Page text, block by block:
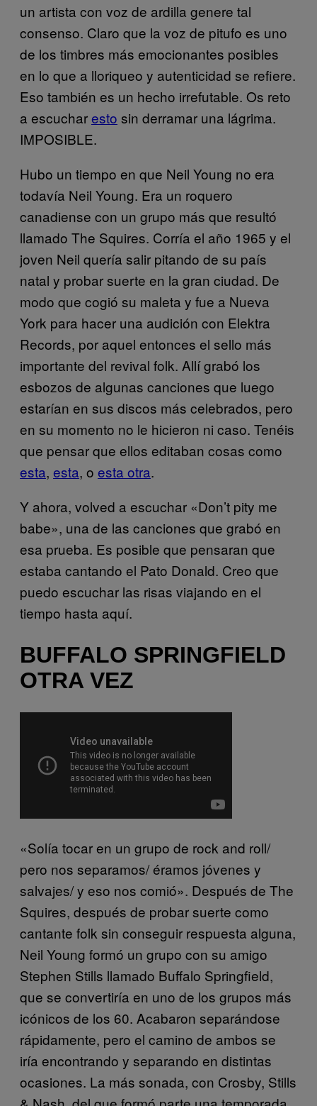
un artista con voz de ardilla genere tal
consenso. Claro que la voz de pitufo es uno
de los timbres más emocionantes posibles
en lo que a lloriqueo y autenticidad se refiere.
Eso también es un hecho irrefutable. Os reto
a escucharesto sin derramar una lágrima.
IMPOSIBLE.
Hubo un tiempo en que Neil Young no era
todavía Neil Young. Era un roquero
canadiense con un grupo más que resultó
llamado The Squires. Corría el año 1965 y el
joven Neil quería salir pitando de su país
natal y probar suerte en la gran ciudad. De
modo que cogió su maleta y fue a Nueva
York para hacer una audición con Elektra
Records, por aquel entonces el sello más
importante del revival folk. Allí grabó los
esbozos de algunas canciones que luego
estarían en sus discos más celebrados, pero
en su momento no le hicieron ni caso. Tenéis
que pensar que ellos editaban cosas como
esta, esta, o esta otra.
Y ahora, volved a escuchar «Don’t pity me
babe», una de las canciones que grabó en
esa prueba. Es posible que pensaran que
estaba cantando el Pato Donald. Creo que
puedo escuchar las risas viajando en el
tiempo hasta aquí.
BUFFALO SPRINGFIELD
OTRA VEZ
«Solía tocar en un grupo de rock and roll/
pero nos separamos/ éramos jóvenes y
salvajes/ y eso nos comió». Después de The
Squires, después de probar suerte como
cantante folk sin conseguir respuesta alguna,
Neil Young formó un grupo con su amigo
Stephen Stills llamado Buffalo Springfield,
que se convertiría en uno de los grupos más
icónicos de los 60. Acabaron separándose
rápidamente, pero el camino de ambos se
iría encontrando y separando en distintas
ocasiones. La más sonada, con Crosby, Stills